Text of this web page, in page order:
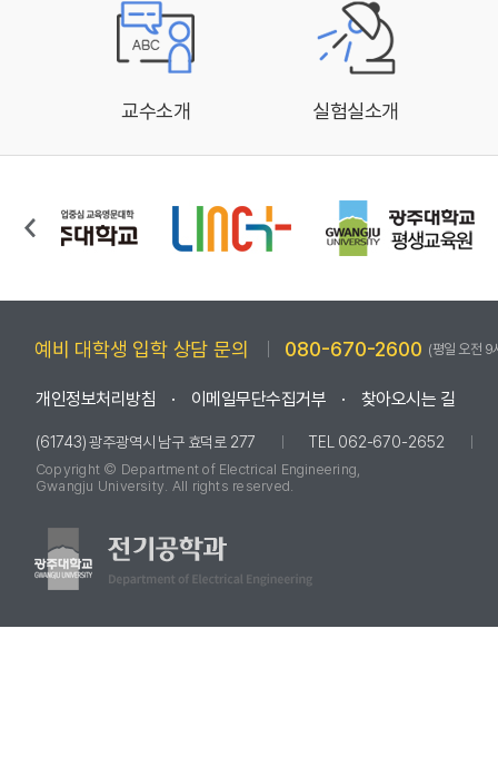
교수소개 실험실소개
예비 대학생 입학 상담 문의 080-670-2600 (평일 오전 9
개인정보처리방침 이메일무단수집거부 찾아오시는 길
(61743) 광주광역시 남구 효덕로 277 TEL 062-670-2652
Copyright © Department of Electrical Engineering,
Gwangju University. All rights reserved.